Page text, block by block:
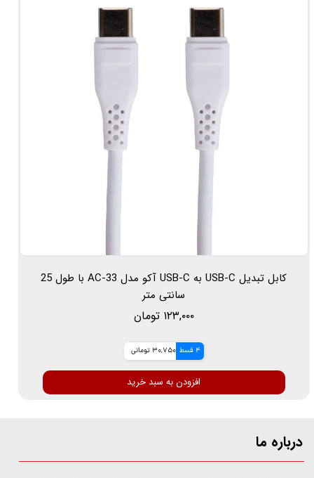
کابل تبدیل USB-C به USB-C آکو مدل AC-33 با طول 25
سانتی متر
۱۲۳,۰۰۰ تومان
4 قسط 30,750 تومانی
افزودن به سبد خرید
درباره ما